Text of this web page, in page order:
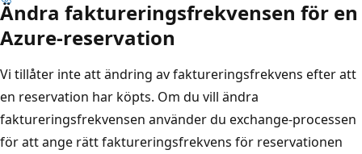
Ändra faktureringsfrekvensen för en
Azure-reservation
Vi tillåter inte att ändring av faktureringsfrekvens efter att
en reservation har köpts. Om du vill ändra
faktureringsfrekvensen använder du exchange-processen
för att ange rätt faktureringsfrekvens för reservationen